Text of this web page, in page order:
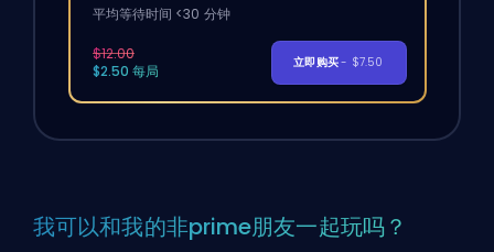
平均等待时间 <30 分钟
$12.00
$2.50 每局
立即购买- $7.50
我可以和我的非prime朋友一起玩吗？